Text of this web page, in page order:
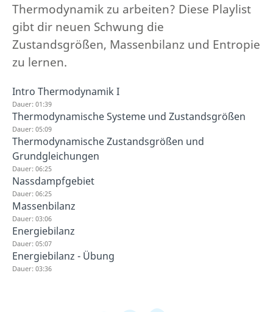
Thermodynamik zu arbeiten? Diese Playlist
gibt dir neuen Schwung die
Zustandsgrößen, Massenbilanz und Entropie
zu lernen.
Intro Thermodynamik I
Dauer: 01:39
Thermodynamische Systeme und Zustandsgrößen
Dauer: 05:09
Thermodynamische Zustandsgrößen und
Grundgleichungen
Dauer: 06:25
Nassdampfgebiet
Dauer: 06:25
Massenbilanz
Dauer: 03:06
Energiebilanz
Dauer: 05:07
Energiebilanz - Übung
Dauer: 03:36